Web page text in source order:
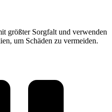
größter Sorgfalt und verwenden
um Schäden zu vermeiden.